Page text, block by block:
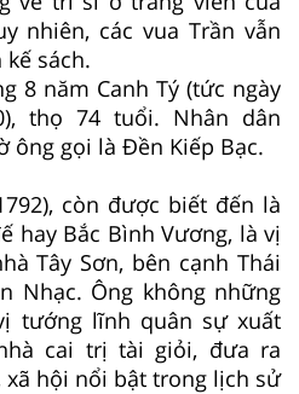
nhiên, các vua Trần vẫn
sách.
8 năm Canh Tý (tức ngày
thọ 74 tuổi. Nhân dân
ông gọi là Đền Kiếp Bạc.
còn được biết đến là
hay Bắc Bình Vương, là vị
Tây Sơn, bên cạnh Thái
Nhạc. Ông không những
tướng lĩnh quân sự xuất
cai trị tài giỏi, đưa ra
xã hội nổi bật trong lịch sử